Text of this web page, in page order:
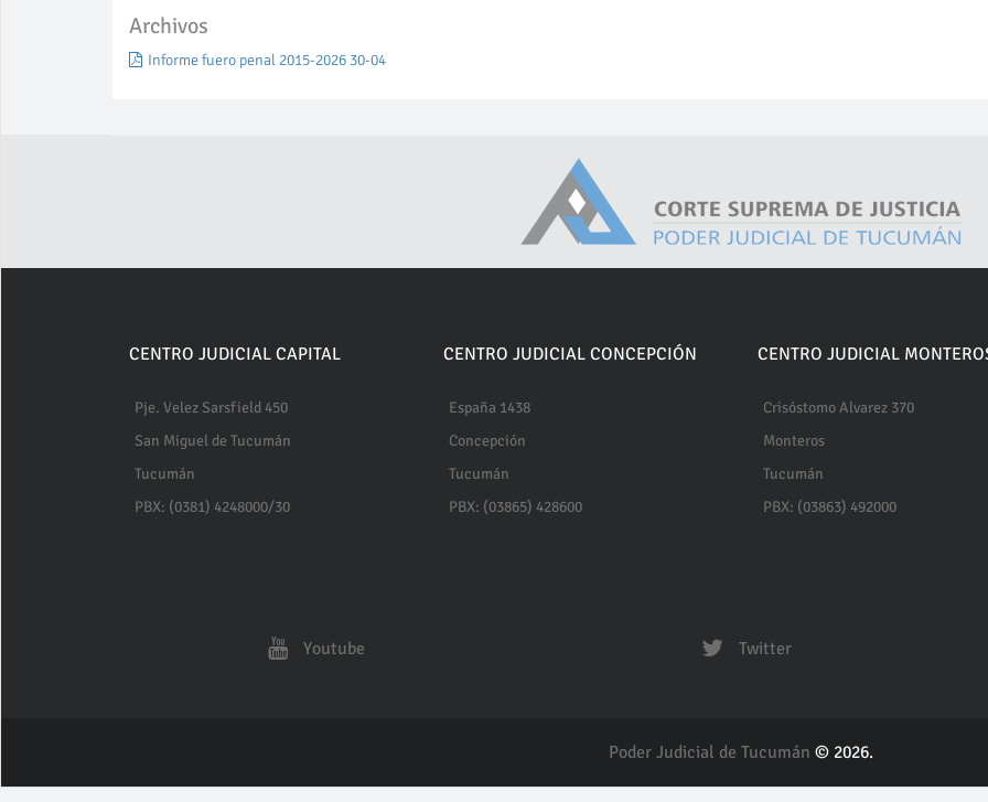
Archivos
Informe fuero penal 2015-2026 30-04
CENTRO JUDICIAL CAPITAL
Pje. Velez Sarsfield 450
San Miguel de Tucumán
Tucumán
PBX: (0381) 4248000/30
CENTRO JUDICIAL CONCEPCIÓN
España 1438
Concepción
Tucumán
PBX: (03865) 428600
CENTRO JUDICIAL
Crisóstomo Alvarez 370
Monteros
Tucumán
PBX: (03863) 492000
Youtube Twitter
Poder Judicial de Tucumán © 2026.